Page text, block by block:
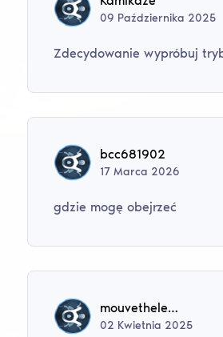
09 Października 2025
Zdecydowanie wypróbuj
bcc681902
17Marca 2026
gdzie mogę obejrzeć
mouvethelena
02 Kwietnia 2025